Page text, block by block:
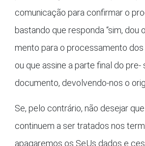
comunicação para confirmar o
bastando que responda “sim, dou
mento para o processamento dos
ou que assine a parte final do pre-
documento, devolvendo-nos o
Se, pelo contrário, não desejar
continuem a ser tratados nos
apagaremos os SeUs dados e